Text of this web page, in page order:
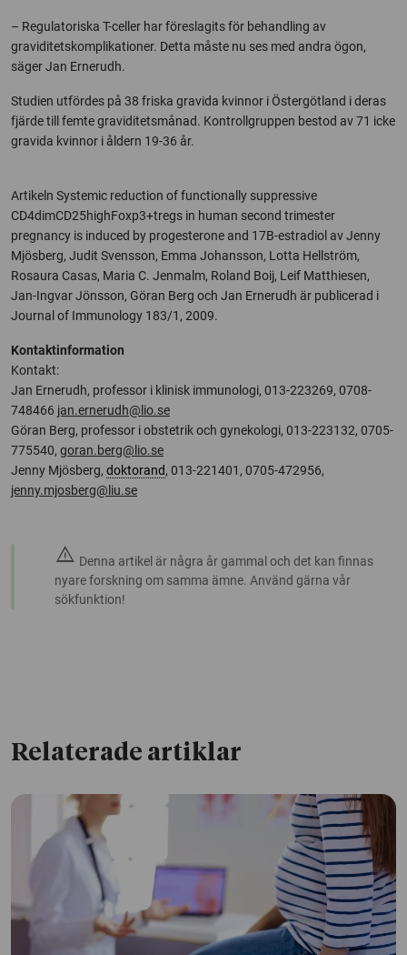
– Regulatoriska T-celler har föreslagits för behandling av
graviditetskomplikationer. Detta måste nu ses med andra ögon,
säger Jan Ernerudh.
Studien utfördes på 38 friska gravida kvinnor i Östergötland i deras
fjärde till femte graviditetsmånad. Kontrollgruppen bestod av 71 icke
gravida kvinnor i åldern 19-36 år.
Artikeln Systemic reduction of functionally suppressive
CD4dimCD25highFoxp3+tregs in human second trimester
pregnancy is induced by progesterone and 17B-estradiol av Jenny
Mjösberg, Judit Svensson, Emma Johansson, Lotta Hellström,
Rosaura Casas, Maria C. Jenmalm, Roland Boij, Leif Matthiesen,
Jan-Ingvar Jönsson, Göran Berg och Jan Ernerudh är publicerad i
Journal of Immunology 183/1, 2009.
Kontaktinformation
Kontakt:
Jan Ernerudh, professor i klinisk immunologi, 013-223269, 0708-
748466 jan.ernerudh@lio.se
Göran Berg, professor i obstetrik och gynekologi, 013-223132, 0705-
775540, goran.berg@lio.se
Jenny Mjösberg, doktorand, 013-221401, 0705-472956,
jenny.mjosberg@liu.se
warning Denna artikel är några år gammal och det kan finnas
nyare forskning om samma ämne. Använd gärna vår
sökfunktion!
Relaterade artiklar